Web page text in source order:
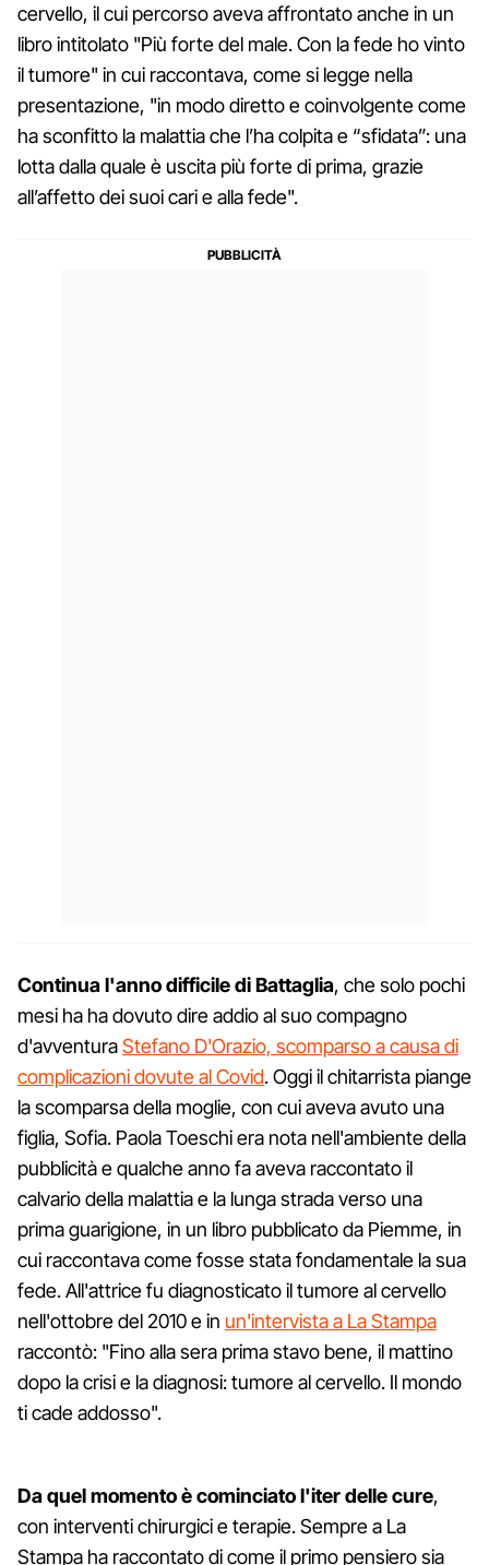
cervello, il cui percorso aveva affrontato anche in un
libro intitolato "Più forte del male. Con la fede ho vinto
il tumore" in cui raccontava, come si legge nella
presentazione, "in modo diretto e coinvolgente come
ha sconfitto la malattia che l’ha colpita e “sfidata”: una
lotta dalla quale è uscita più forte di prima, grazie
all’affetto dei suoi cari e alla fede".
Continua l'anno difficile di Battaglia, che solo pochi
mesi ha ha dovuto dire addio al suo compagno
d'avventuraStefano D'Orazio, scomparso a causa di
complicazioni dovute al Covid. Oggi il chitarrista piange
la scomparsa della moglie, con cui aveva avuto una
figlia, Sofia. Paola Toeschi era nota nell'ambiente della
pubblicità e qualche anno fa aveva raccontato il
calvario della malattia e la lunga strada verso una
prima guarigione, in un libro pubblicato da Piemme, in
cui raccontava come fosse stata fondamentale la sua
fede. All'attrice fu diagnosticato il tumore al cervello
nell'ottobre del 2010 e in un'intervista a La Stampa
raccontò: "Fino alla sera prima stavo bene, il mattino
dopo la crisi e la diagnosi: tumore al cervello. Il mondo
ti cade addosso".
Da quel momento è cominciato l'iter delle cure,
con interventi chirurgici e terapie. Sempre a La
Stampa ha raccontato di come il primo pensiero sia